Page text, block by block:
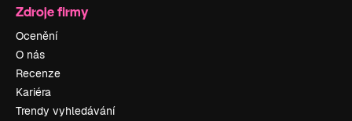
Zdroje firmy
Ocenění
O nás
Recenze
Kariéra
Trendy vyhledávání